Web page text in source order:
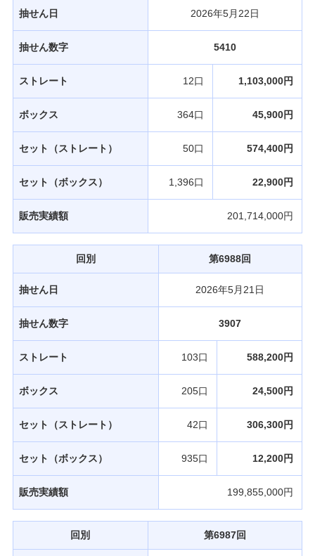
抽せん日 2026年5月22日
抽せん数字 5410
ストレート 12口 1,103,000円
ボックス 364口 45,900円
セット（ストレート） 50口 574,400円
セット（ボックス） 1,396口 22,900円
販売実績額 201,714,000円
回別 第6988回
抽せん日 2026年5月21日
抽せん数字 3907
ストレート 103口 588,200円
ボックス 205口 24,500円
セット（ストレート） 42口 306,300円
セット（ボックス） 935口 12,200円
販売実績額 199,855,000円
回別 第6987回